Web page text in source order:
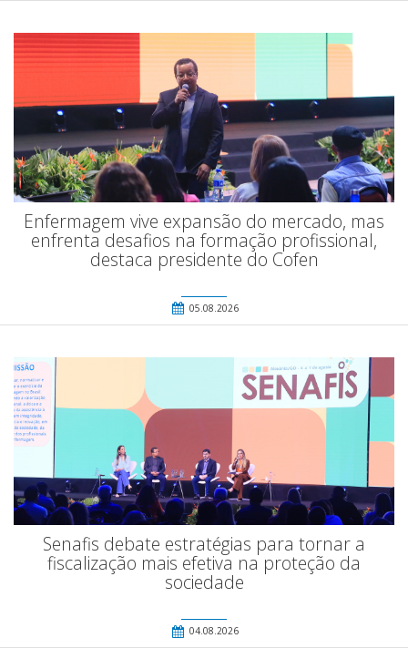
Enfermagem vive expansão do mercado, mas
enfrenta desafios na formação profissional,
destaca presidente do Cofen
05.08.2026
Senafis debate estratégias para tornar a
fiscalização mais efetiva na proteção da
sociedade
04.08.2026